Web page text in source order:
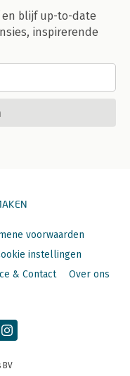
en blijf up-to-date
inspirerende
voorwaarden
instellingen
& Contact Over ons